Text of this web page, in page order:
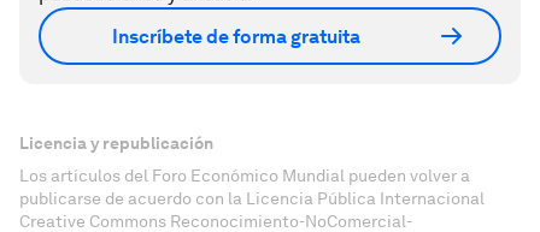
Inscríbete de forma gratuita
Licencia y republicación
Los artículos del Foro Económico Mundial pueden volver a
publicarse de acuerdo con la Licencia Pública Internacional
Creative Commons Reconocimiento-NoComercial-